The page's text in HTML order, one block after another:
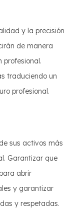
y la precisión
de manera
profesional.
traduciendo un
profesional.
sus activos más
Garantizar que
abrir
y garantizar
y respetadas.